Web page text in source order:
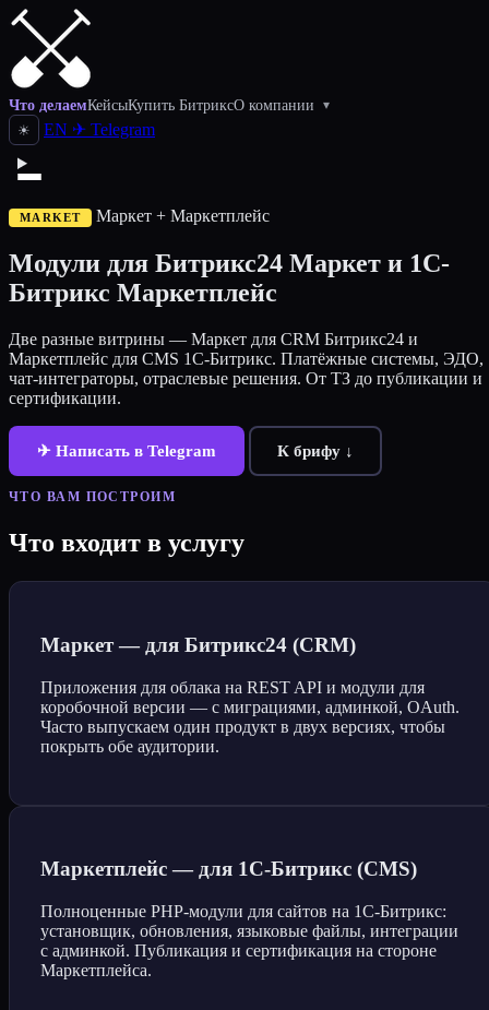
Что делаемКейсыКупить БитриксО компании ▾
☀ EN ✈ Telegram
MARKET Маркет + Маркетплейс
Модули для Битрикс24 Маркет и 1С-
Битрикс Маркетплейс
Две разные витрины — Маркет для CRM Битрикс24 и
Маркетплейс для CMS 1С-Битрикс. Платёжные системы, ЭДО,
чат-интеграторы, отраслевые решения. От ТЗ до публикации и
сертификации.
✈ Написать в Telegram К брифу ↓
ЧТО ВАМ ПОСТРОИМ
Что входит в услугу
Маркет — для Битрикс24 (CRM)
Приложения для облака на REST API и модули для
коробочной версии — с миграциями, админкой, OAuth.
Часто выпускаем один продукт в двух версиях, чтобы
покрыть обе аудитории.
Маркетплейс — для 1С-Битрикс (CMS)
Полноценные PHP-модули для сайтов на 1С-Битрикс:
установщик, обновления, языковые файлы, интеграции
с админкой. Публикация и сертификация на стороне
Маркетплейса.